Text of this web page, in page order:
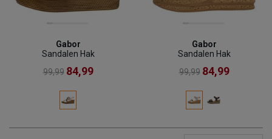
Gabor
Sandalen Hak
99,99 84,99
Gabor
Sandalen Hak
99,99 84,99